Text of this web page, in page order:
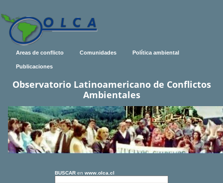
Areas de conflicto Comunidades Política ambiental
Publicaciones
Observatorio Latinoamericano de Conflictos
Ambientales
BUSCAR en www.olca.cl